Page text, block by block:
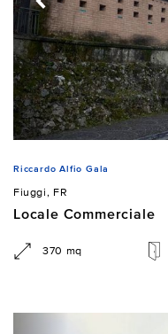
Riccardo Alfio Gala
Fiuggi, FR
Locale Commerciale
370 mq